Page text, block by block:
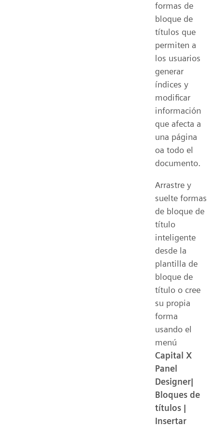
formas de
bloque de
títulos que
permiten a
los usuarios
generar
índices y
modificar
información
que afecta a
una página
oa todo el
documento.
Arrastre y
suelte formas
de bloque de
título
inteligente
desde la
plantilla de
bloque de
título o cree
su propia
forma
usando el
menú
Capital X
Panel
Designer|
Bloques de
títulos |
Insertar